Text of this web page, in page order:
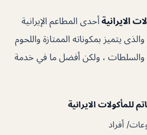
الايرانيةأحدى المطاعم الإيرانية
يتميز بمكوناته الممتازة واللحوم
والسلطات ، ولكن أفضل ما في خدمة
للمأكولات الايرانية
أفراد